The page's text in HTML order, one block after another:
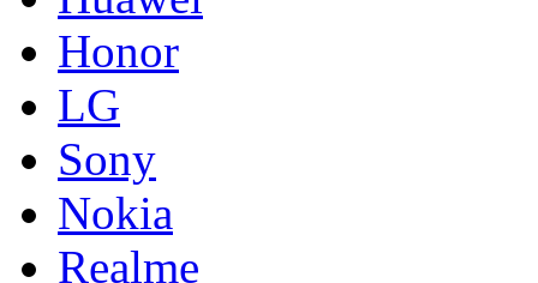
Honor
LG
Sony
Nokia
Realme